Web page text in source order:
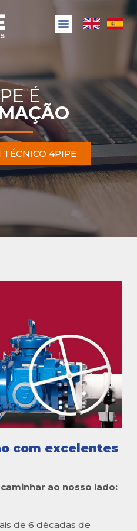
É
TÉCNICO 4PIPE
com excelentes
ao nosso lado:
de 6 décadas de